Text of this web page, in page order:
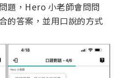
題，Hero 小老師會問問
的答案，並用口說的方式